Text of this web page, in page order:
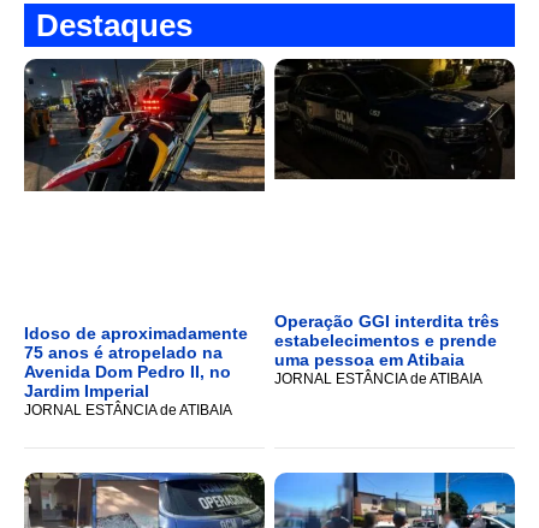
Destaques
Idoso de aproximadamente
75 anos é atropelado na
Avenida Dom Pedro II, no
Jardim Imperial
JORNAL ESTÂNCIA de ATIBAIA
Operação GGI interdita três
estabelecimentos e prende
uma pessoa em Atibaia
JORNAL ESTÂNCIA de ATIBAIA